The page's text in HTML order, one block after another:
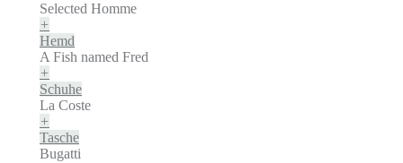
Selected Homme
+
Hemd
A Fish named Fred
+
Schuhe
La Coste
+
Tasche
Bugatti